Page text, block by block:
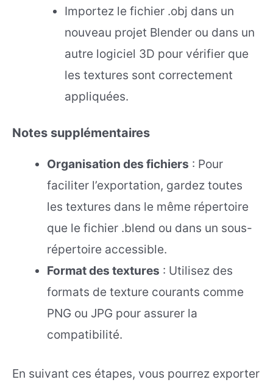
Importez le fichier .obj dans un
nouveau projet Blender ou dans un
autre logiciel 3D pour vérifier que
les textures sont correctement
appliquées.
Notes supplémentaires
Organisation des fichiers : Pour
faciliter l’exportation, gardez toutes
les textures dans le même répertoire
que le fichier .blend ou dans un sous-
répertoire accessible.
Format des textures : Utilisez des
formats de texture courants comme
PNG ou JPG pour assurer la
compatibilité.
En suivant ces étapes, vous pourrez exporter